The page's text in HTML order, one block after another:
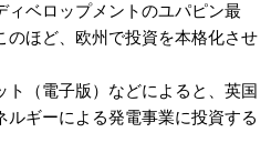
ベロップメントのユパピン最
のほど、欧州で投資を本格化させ
（電子版）などによると、英国
ルギーによる発電事業に投資する